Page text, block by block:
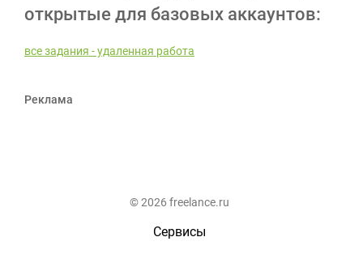
открытые для базовых аккаунтов:
все задания - удаленная работа
Реклама
© 2026 freelance.ru
Сервисы